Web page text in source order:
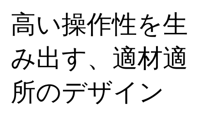
高い操作性を生
み出す、適材適
所のデザイン